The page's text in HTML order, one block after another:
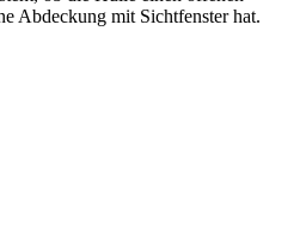
Abdeckung mit Sichtfenster hat.